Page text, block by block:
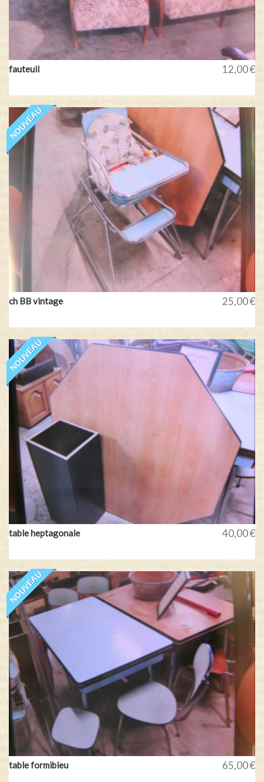
fauteuil 12,00 €
NOUVEAU
ch BB vintage 25,00 €
NOUVEAU
table heptagonale 40,00 €
NOUVEAU
table formibleu 65,00 €